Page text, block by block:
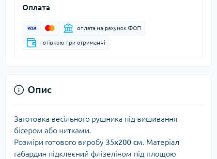
Оплата
оплата на рахунок ФОП
готівкою при отриманні
Опис
Заготовка весільного рушника під вишивання
бісером або нитками.
Розміри готового виробу 35х200 см. Матеріал
габардин підклеєний флізеліном під площою